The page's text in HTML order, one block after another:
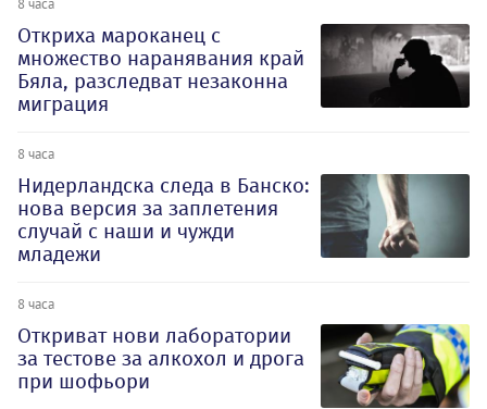
Откриха мароканец с
множество наранявания край
Бяла, разследват незаконна
миграция
8 часа
Нидерландска следа в Банско:
нова версия за заплетения
случай с наши и чужди
младежи
8 часа
Откриват нови лаборатории
за тестове за алкохол и дрога
при шофьори